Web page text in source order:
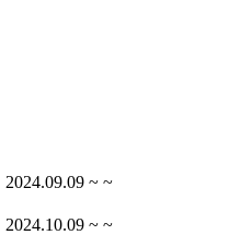
2024.09.09 ~ ~
2024.10.09 ~ ~